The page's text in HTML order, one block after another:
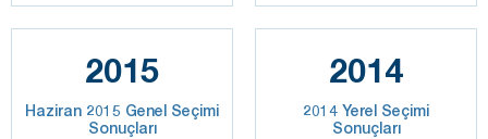
2015
Haziran 2015 Genel Seçimi
Sonuçları
2014
2014 Yerel Seçimi
Sonuçları